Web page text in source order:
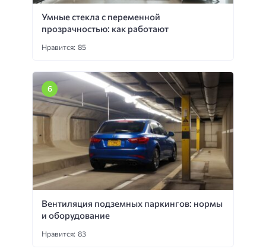
Умные стекла с переменной
прозрачностью: как работают
Нравится: 85
Вентиляция подземных паркингов: нормы
и оборудование
Нравится: 83